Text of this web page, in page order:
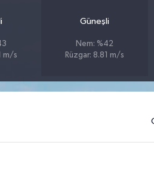
m/s
Güneşli
Nem: %42
Rüzgar: 8.81 m/s